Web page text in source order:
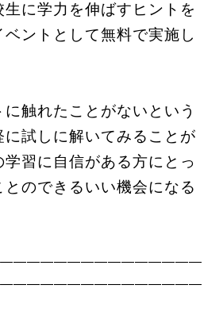
に学力を伸ばすヒントを
ントとして無料で実施し
触れたことがないという
試しに解いてみることが
習に自信がある方にとっ
のできるいい機会になる